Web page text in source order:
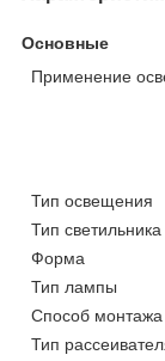
Основные
Применение
Тип освещения
Тип светильника
Форма
Тип лампы
Способ монтажа
Тип